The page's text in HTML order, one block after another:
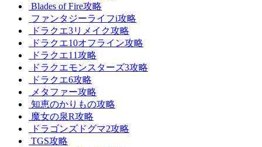
Blades of Fire攻略
ファンタジーライフi攻略
ドラクエ3リメイク攻略
ドラクエ10オフライン攻略
ドラクエ11攻略
ドラクエモンスターズ3攻略
ドラクエ6攻略
メタファー攻略
知恵のかりもの攻略
魔女の泉R攻略
ドラゴンズドグマ2攻略
TGS攻略